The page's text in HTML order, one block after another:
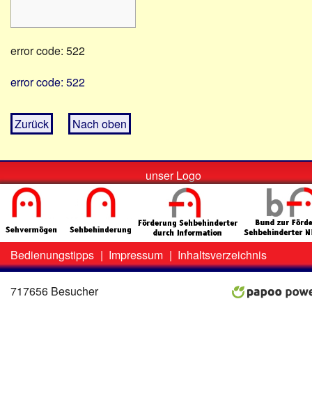
error code: 522
error code: 522
Zurück Nach oben
unser Logo
Zweit-
Menü
Bedienungstipps | Impressum | Inhaltsverzeichnis
717656 Besucher